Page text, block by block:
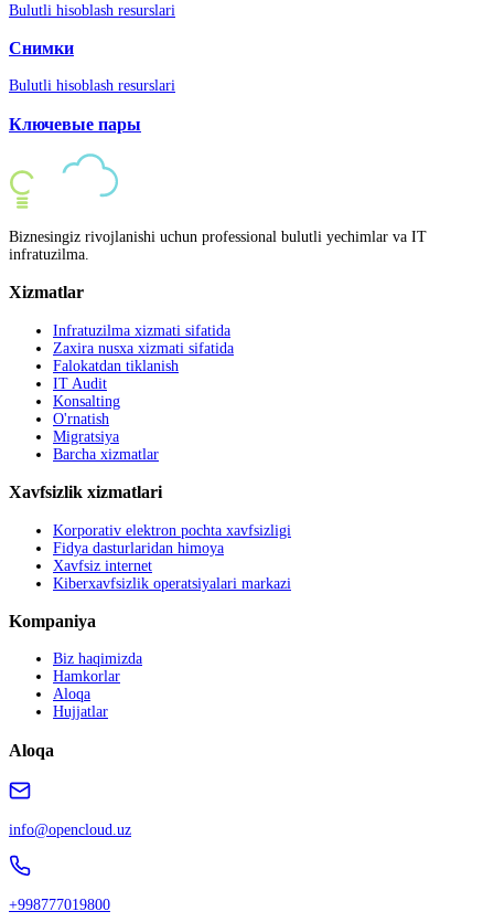
Bulutli hisoblash resurslari
Снимки
Bulutli hisoblash resurslari
Ключевые пары
Biznesingiz rivojlanishi uchun professional bulutli yechimlar va IT
infratuzilma.
Xizmatlar
Infratuzilma xizmati sifatida
Zaxira nusxa xizmati sifatida
Falokatdan tiklanish
IT Audit
Konsalting
O'rnatish
Migratsiya
Barcha xizmatlar
Xavfsizlik xizmatlari
Korporativ elektron pochta xavfsizligi
Fidya dasturlaridan himoya
Xavfsiz internet
Kiberxavfsizlik operatsiyalari markazi
Kompaniya
Biz haqimizda
Hamkorlar
Aloqa
Hujjatlar
Aloqa
info@opencloud.uz
+998777019800